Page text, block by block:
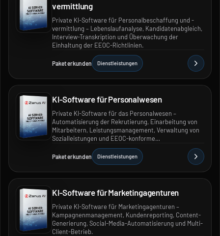
vermittlung
Private KI-Software für Personalbeschaffung und -
vermittlung – Lebenslaufanalyse, Kandidatenabgleich,
Interview-Transkription und Überwachung der
Einhaltung der EEOC-Richtlinien.
Paket erkunden Dienstleistungen
KI-Software für Personalwesen
Private KI-Software für das Personalwesen –
Automatisierung der Rekrutierung, Einarbeitung von
Mitarbeitern, Leistungsmanagement, Verwaltung von
Sozialleistungen und EEOC-konforme
Personalprozesse.
Paket erkunden Dienstleistungen
KI-Software für Marketingagenturen
Private KI-Software für Marketingagenturen –
Kampagnenmanagement, Kundenreporting, Content-
Generierung, Social-Media-Automatisierung und Multi-
Client-Betrieb.